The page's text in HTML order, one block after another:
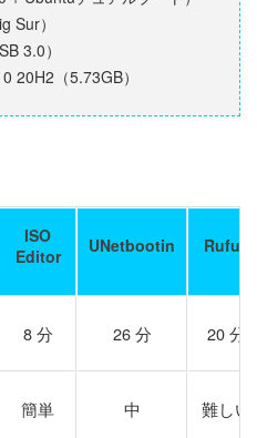
Sur）
3.0）
20H2（5.73GB）
ISO
Editor
UNetbootin Rufus
8 分 26 分 20 分
簡単 中 難しい